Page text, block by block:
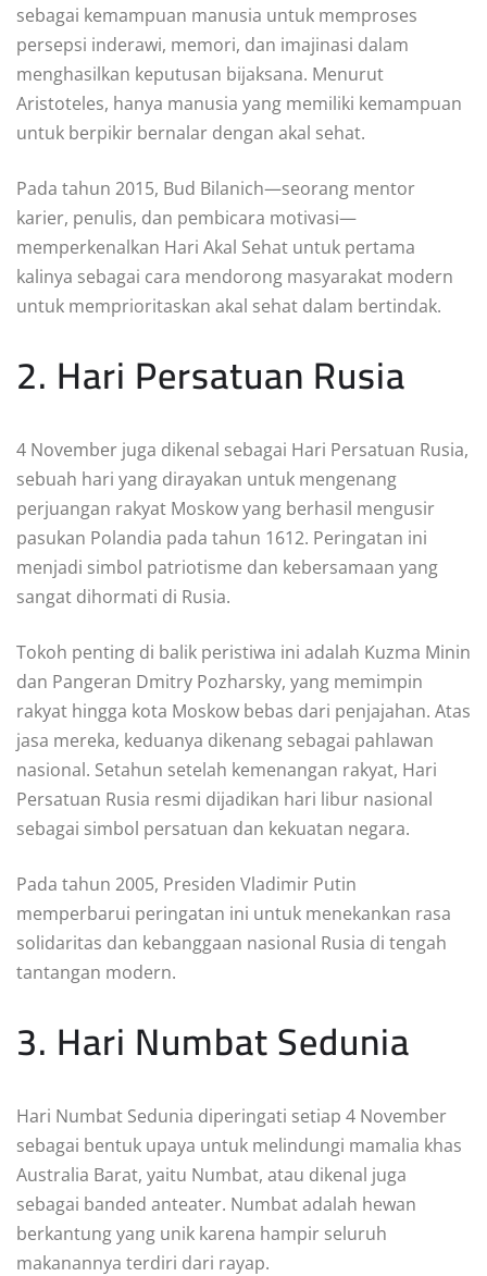
sebagai kemampuan manusia untuk memproses
persepsi inderawi, memori, dan imajinasi dalam
menghasilkan keputusan bijaksana. Menurut
Aristoteles, hanya manusia yang memiliki kemampuan
untuk berpikir bernalar dengan akal sehat.
Pada tahun 2015, Bud Bilanich—seorang mentor
karier, penulis, dan pembicara motivasi—
memperkenalkan Hari Akal Sehat untuk pertama
kalinya sebagai cara mendorong masyarakat modern
untuk memprioritaskan akal sehat dalam bertindak.
2. Hari Persatuan Rusia
4 November juga dikenal sebagai Hari Persatuan Rusia,
sebuah hari yang dirayakan untuk mengenang
perjuangan rakyat Moskow yang berhasil mengusir
pasukan Polandia pada tahun 1612. Peringatan ini
menjadi simbol patriotisme dan kebersamaan yang
sangat dihormati di Rusia.
Tokoh penting di balik peristiwa ini adalah Kuzma Minin
dan Pangeran Dmitry Pozharsky, yang memimpin
rakyat hingga kota Moskow bebas dari penjajahan. Atas
jasa mereka, keduanya dikenang sebagai pahlawan
nasional. Setahun setelah kemenangan rakyat, Hari
Persatuan Rusia resmi dijadikan hari libur nasional
sebagai simbol persatuan dan kekuatan negara.
Pada tahun 2005, Presiden Vladimir Putin
memperbarui peringatan ini untuk menekankan rasa
solidaritas dan kebanggaan nasional Rusia di tengah
tantangan modern.
3. Hari Numbat Sedunia
Hari Numbat Sedunia diperingati setiap 4 November
sebagai bentuk upaya untuk melindungi mamalia khas
Australia Barat, yaitu Numbat, atau dikenal juga
sebagai banded anteater. Numbat adalah hewan
berkantung yang unik karena hampir seluruh
makanannya terdiri dari rayap.